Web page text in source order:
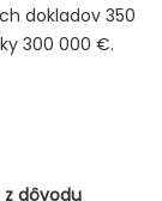
dokladov 350
300 000 €.
dôvodu